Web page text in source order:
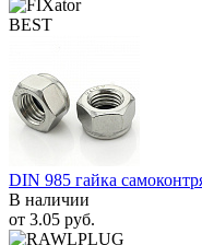
BEST
DIN 985 гайка
В наличии
от 3.05 руб.